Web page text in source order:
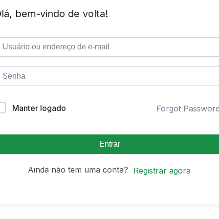
bem-vindo de volta!
Manter logado Forgot
Entrar
Ainda não tem uma conta? Registrar agora